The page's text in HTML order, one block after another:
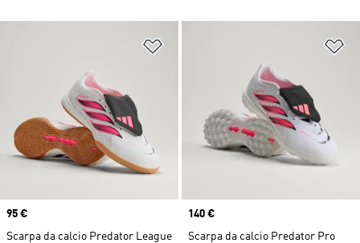
Aggiungi alla lista dei desideri
Price
95 €
Scarpa da calcio Predator League
Price
140 €
Scarpa da calcio Predator Pro